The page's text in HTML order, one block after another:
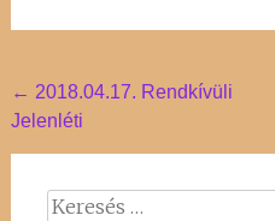
Post
navigation
← 2018.04.17. Rendkívüli
Jelenléti
Keresés: